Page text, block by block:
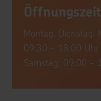
Montag, Dienstag,
09:30 - 18:00 Uhr
Samstag: 09:00 -